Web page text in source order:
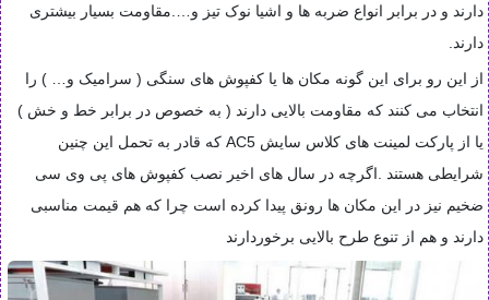
دارند و در برابر انواع ضربه ها و اشیا نوک تیز و….مقاومت بسیار بیشتری
دارند
از این رو برای این گونه مکان ها یا کفپوش های سنگی ( سرامیک و… ) را
انتخاب می کنند که مقاومت بالایی دارند ( به خصوص در برابر خط و خش )
یا از پارکت لمینت های کلاس سایش AC5 که قادر به تحمل این چنین
شرایطی هستند.اگرچه در سال های اخیر نصب کفپوش های پی وی سی
ضخیم نیز در این مکان ها رونق پیدا کرده است چرا که هم قیمت مناسبی
دارند و هم از تنوع طرح بالایی برخوردارند